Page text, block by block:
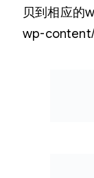
贝到相应的
wp-content/